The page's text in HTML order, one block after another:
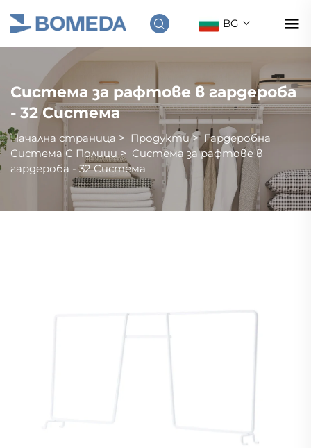
BG
Система за рафтове в гардероба
- 32 Система
Начална страница > Продукти> Гардеробна
Система С Полици> Система за рафтове в
гардероба - 32 Система